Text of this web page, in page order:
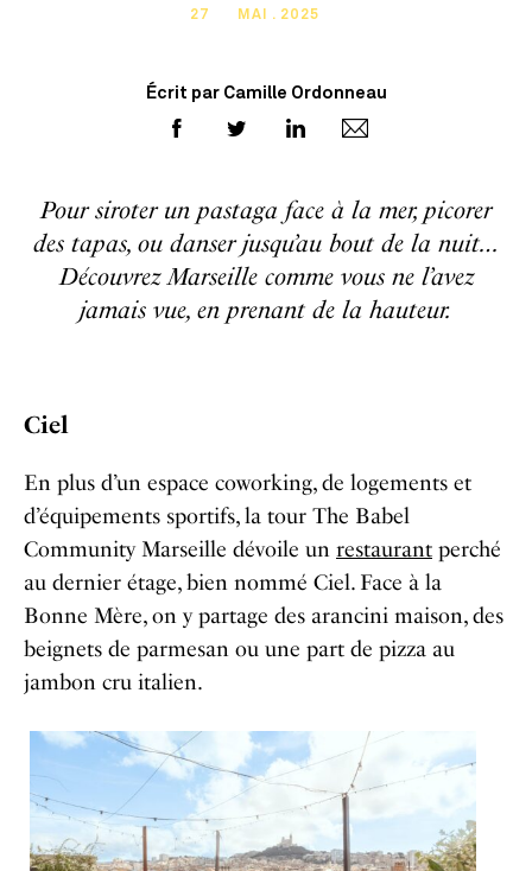
27 MAI . 2025
Écrit par Camille Ordonneau
Pour siroter un pastaga face à la mer, picorer
des tapas, ou danser jusqu’au bout de la nuit…
Découvrez Marseille comme vous ne l’avez
jamais vue, en prenant de la hauteur.
Ciel
En plus d’un espace coworking, de logements et
d’équipements sportifs, la tour The Babel
Community Marseille dévoile un restaurant perché
au dernier étage, bien nommé Ciel. Face à la
Bonne Mère, on y partage des arancini maison, des
beignets de parmesan ou une part de pizza au
jambon cru italien.